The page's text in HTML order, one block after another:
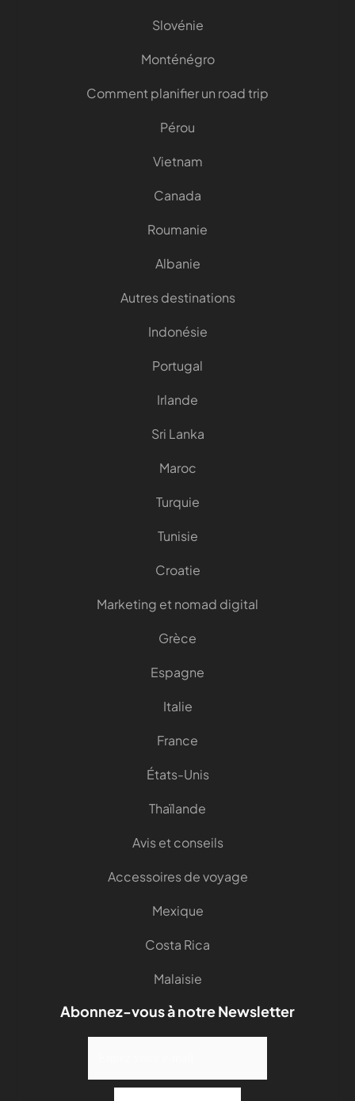
Slovénie
Monténégro
Comment planifier un road trip
Pérou
Vietnam
Canada
Roumanie
Albanie
Autres destinations
Indonésie
Portugal
Irlande
Sri Lanka
Maroc
Turquie
Tunisie
Croatie
Marketing et nomad digital
Grèce
Espagne
Italie
France
États-Unis
Thaïlande
Avis et conseils
Accessoires de voyage
Mexique
Costa Rica
Malaisie
Abonnez-vous à notre Newsletter